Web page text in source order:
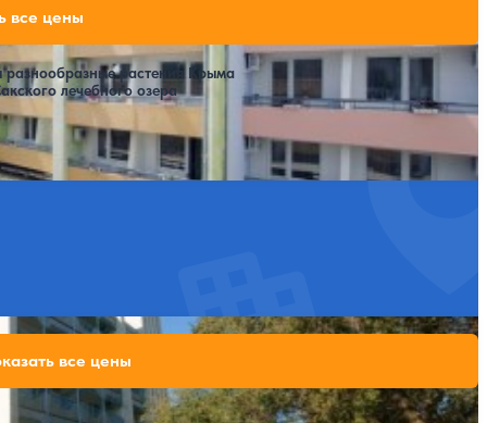
разнообразные растения Крыма
лечебного озера
SPA Расстояние до пляжа: 70-140 метров.
96,600 ₽
за 7 ночей, 2 взрослых
все цены
56,140 ₽
74,438 ₽
за 7 ночей, 2 взрослых
все цены